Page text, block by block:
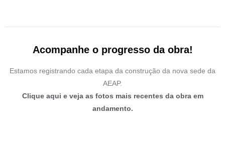
Acompanhe o progresso da obra!
Estamos registrando cada etapa da construção da nova sede da
AEAP.
Clique aqui e veja as fotos mais recentes da obra em
andamento.